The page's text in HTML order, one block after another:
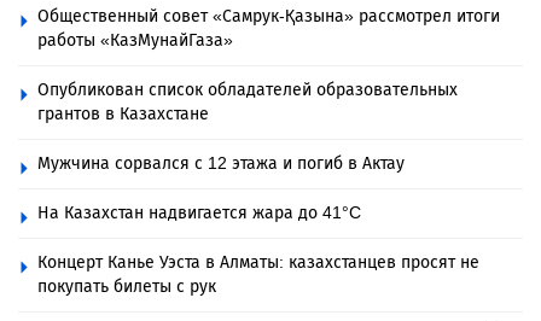
Общественный совет «Самрук-Қазына» рассмотрел итоги
работы «КазМунайГаза»
Опубликован список обладателей образовательных
грантов в Казахстане
Мужчина сорвался с 12 этажа и погиб в Актау
На Казахстан надвигается жара до 41°C
Концерт Канье Уэста в Алматы: казахстанцев просят не
покупать билеты с рук